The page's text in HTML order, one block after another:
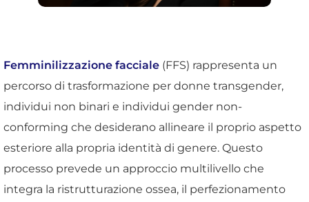
Femminilizzazione facciale (FFS) rappresenta un
percorso di trasformazione per donne transgender,
individui non binari e individui gender non-
conforming che desiderano allineare il proprio aspetto
esteriore alla propria identità di genere. Questo
processo prevede un approccio multilivello che
integra la ristrutturazione ossea, il perfezionamento